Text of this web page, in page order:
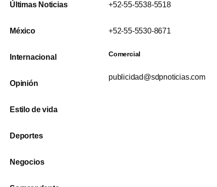
Últimas Noticias
México
Internacional
Opinión
Estilo de vida
Deportes
Negocios
+52-55-5538-5518
+52-55-5530-8671
Comercial
publicidad@sdpnoticias.com